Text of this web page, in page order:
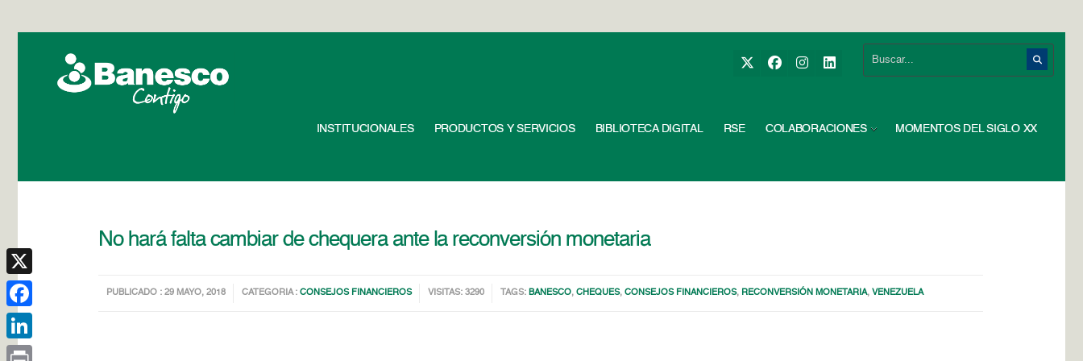
INSTITUCIONALES PRODUCTOS Y SERVICIOS BIBLIOTECA DIGITAL RSE COLABORACIONES MOMENTOS DEL SIGLO XX
No hará falta cambiar de chequera ante la reconversión monetaria
PUBLICADO : 29 MAYO, 2018 CATEGORIA :CONSEJOS FINANCIEROS VISITAS: 3290 TAGS: BANESCO,CHEQUES,CONSEJOS FINANCIEROS, RECONVERSIÓN MONETARIA,VENEZUELA
X
Facebook
LinkedIn